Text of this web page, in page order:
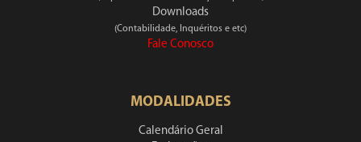
Downloads
(Contabilidade, Inquéritos e etc)
Fale Conosco
MODALIDADES
Calendário Geral